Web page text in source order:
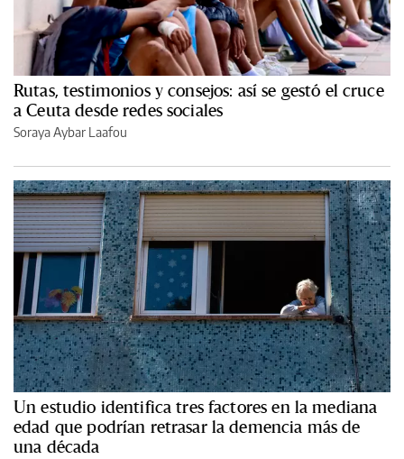
Rutas, testimonios y consejos: así se gestó el cruce
a Ceuta desde redes sociales
Soraya Aybar Laafou
Un estudio identifica tres factores en la mediana
edad que podrían retrasar la demencia más de
una década